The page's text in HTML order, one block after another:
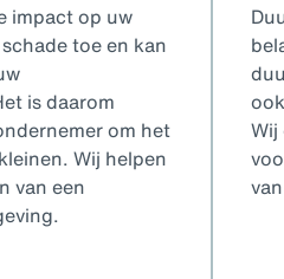
impact op uw
toe en kan
is daarom
om het
Wij helpen
van een